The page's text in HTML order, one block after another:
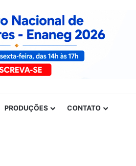
PRODUÇÕES CONTATO